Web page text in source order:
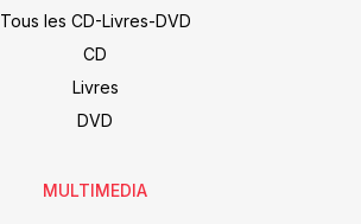
Tous les CD-Livres-DVD
CD
Livres
DVD
MULTIMEDIA